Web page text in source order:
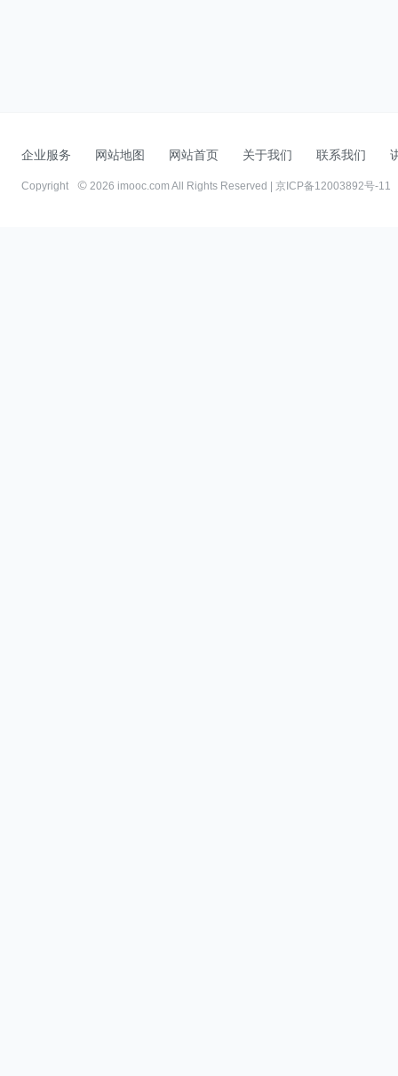
企业服务 网站地图 网站首页 关于我们 联系我们
Copyright 2026 imooc.com All Rights Reserved | 京ICP备12003892号-11